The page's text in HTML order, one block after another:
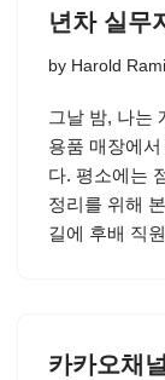
년차 실무
by Harold
그날 밤, 나는
용품 매장에
다. 평소에는
정리를 위해
길에 후배 직
카카오채